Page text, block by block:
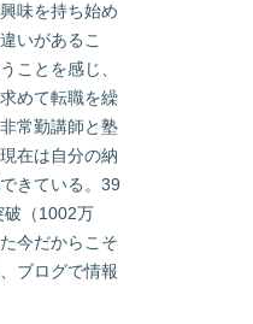
味を持ち始め
いがあるこ
ことを感じ、
めて転職を繰
常勤講師と塾
在は自分の納
きている。39
破（1002万
今だからこそ
ブログで情報